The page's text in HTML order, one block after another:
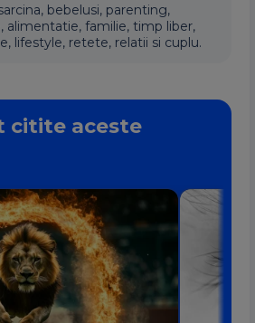
bebelusi, parenting,
alimentatie, familie, timp liber,
lifestyle, retete, relatii si cuplu.
citite aceste